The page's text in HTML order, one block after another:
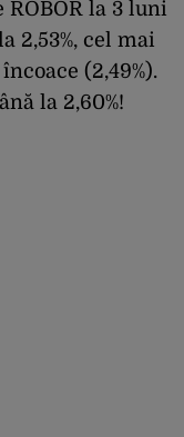
ROBOR la 3 luni
2,53%, cel mai
(2,49%).
la 2,60%!